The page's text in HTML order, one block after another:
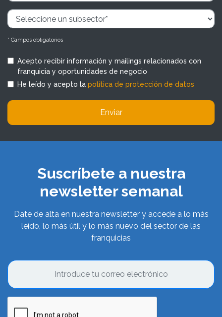
* Campos obligatorios
Acepto recibir información y mailings relacionados con
franquicia y oportunidades de negocio
He leído y acepto la política de protección de datos
Enviar
Suscríbete a nuestra
newsletter semanal
Date de alta en nuestra newsletter y accede a lo más
leído, lo más útil y lo más nuevo del sector de las
franquicias